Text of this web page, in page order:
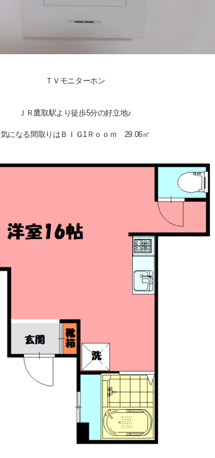
ＴＶモニターホン
ＪＲ鷹取駅より徒歩5分の好立地♪
気になる間取りはＢＩＧ1Ｒｏｏｍ 29.06㎡